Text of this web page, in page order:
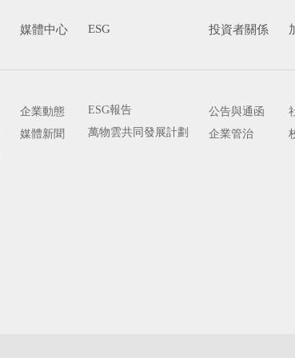
媒體中心
企業動態
媒體新聞
ESG
ESG報告
萬物雲共同發展計劃
投資者關係
公告與通函
企業管治